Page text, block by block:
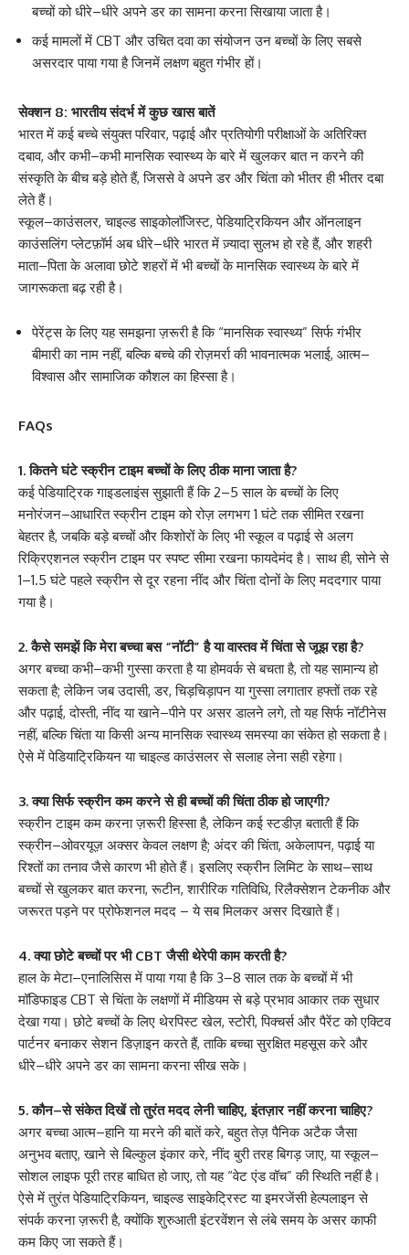
बच्चों को धीरे–धीरे अपने डर का सामना करना सिखाया जाता है।
कई मामलों में CBT और उचित दवा का संयोजन उन बच्चों के लिए सबसे
असरदार पाया गया है जिनमें लक्षण बहुत गंभीर हों।
सेक्शन 8: भारतीय संदर्भ में कुछ खास बातें
भारत में कई बच्चे संयुक्त परिवार, पढ़ाई और प्रतियोगी परीक्षाओं के अतिरिक्त
दबाव, और कभी–कभी मानसिक स्वास्थ्य के बारे में खुलकर बात न करने की
संस्कृति के बीच बड़े होते हैं, जिससे वे अपने डर और चिंता को भीतर ही भीतर दबा
लेते हैं।
स्कूल–काउंसलर, चाइल्ड साइकोलॉजिस्ट, पेडियाट्रिकियन और ऑनलाइन
काउंसलिंग प्लेटफ़ॉर्म अब धीरे–धीरे भारत में ज़्यादा सुलभ हो रहे हैं, और शहरी
माता–पिता के अलावा छोटे शहरों में भी बच्चों के मानसिक स्वास्थ्य के बारे में
जागरूकता बढ़ रही है।
पेरेंट्स के लिए यह समझना ज़रूरी है कि “मानसिक स्वास्थ्य” सिर्फ गंभीर
बीमारी का नाम नहीं, बल्कि बच्चे की रोज़मर्रा की भावनात्मक भलाई, आत्म–
विश्वास और सामाजिक कौशल का हिस्सा है।
FAQs
1. कितने घंटे स्क्रीन टाइम बच्चों के लिए ठीक माना जाता है?
कई पेडियाट्रिक गाइडलाइंस सुझाती हैं कि 2–5 साल के बच्चों के लिए
मनोरंजन–आधारित स्क्रीन टाइम को रोज़ लगभग 1 घंटे तक सीमित रखना
बेहतर है, जबकि बड़े बच्चों और किशोरों के लिए भी स्कूल व पढ़ाई से अलग
रिक्रिएशनल स्क्रीन टाइम पर स्पष्ट सीमा रखना फायदेमंद है। साथ ही, सोने से
1–1.5 घंटे पहले स्क्रीन से दूर रहना नींद और चिंता दोनों के लिए मददगार पाया
गया है।
2. कैसे समझें कि मेरा बच्चा बस “नॉटी” है या वास्तव में चिंता से जूझ रहा है?
अगर बच्चा कभी–कभी गुस्सा करता है या होमवर्क से बचता है, तो यह सामान्य हो
सकता है; लेकिन जब उदासी, डर, चिड़चिड़ापन या गुस्सा लगातार हफ्तों तक रहे
और पढ़ाई, दोस्ती, नींद या खाने–पीने पर असर डालने लगे, तो यह सिर्फ नॉटीनेस
नहीं, बल्कि चिंता या किसी अन्य मानसिक स्वास्थ्य समस्या का संकेत हो सकता है।
ऐसे में पेडियाट्रिकियन या चाइल्ड काउंसलर से सलाह लेना सही रहेगा।
3. क्या सिर्फ स्क्रीन कम करने से ही बच्चों की चिंता ठीक हो जाएगी?
स्क्रीन टाइम कम करना ज़रूरी हिस्सा है, लेकिन कई स्टडीज़ बताती हैं कि
स्क्रीन–ओवरयूज़ अक्सर केवल लक्षण है; अंदर की चिंता, अकेलापन, पढ़ाई या
रिश्तों का तनाव जैसे कारण भी होते हैं। इसलिए स्क्रीन लिमिट के साथ–साथ
बच्चों से खुलकर बात करना, रूटीन, शारीरिक गतिविधि, रिलैक्सेशन टेकनीक और
जरूरत पड़ने पर प्रोफेशनल मदद – ये सब मिलकर असर दिखाते हैं।
4. क्या छोटे बच्चों पर भी CBT जैसी थेरेपी काम करती है?
हाल के मेटा–एनालिसिस में पाया गया है कि 3–8 साल तक के बच्चों में भी
मॉडिफाइड CBT से चिंता के लक्षणों में मीडियम से बड़े प्रभाव आकार तक सुधार
देखा गया। छोटे बच्चों के लिए थेरपिस्ट खेल, स्टोरी, पिक्चर्स और पैरेंट को एक्टिव
पार्टनर बनाकर सेशन डिज़ाइन करते हैं, ताकि बच्चा सुरक्षित महसूस करे और
धीरे–धीरे अपने डर का सामना करना सीख सके।
5. कौन–से संकेत दिखें तो तुरंत मदद लेनी चाहिए, इंतज़ार नहीं करना चाहिए?
अगर बच्चा आत्म–हानि या मरने की बातें करे, बहुत तेज़ पैनिक अटैक जैसा
अनुभव बताए, खाने से बिल्कुल इंकार करे, नींद बुरी तरह बिगड़ जाए, या स्कूल–
सोशल लाइफ पूरी तरह बाधित हो जाए, तो यह “वेट एंड वॉच” की स्थिति नहीं है।
ऐसे में तुरंत पेडियाट्रिकियन, चाइल्ड साइकेट्रिस्ट या इमरजेंसी हेल्पलाइन से
संपर्क करना ज़रूरी है, क्योंकि शुरुआती इंटरवेंशन से लंबे समय के असर काफी
कम किए जा सकते हैं।